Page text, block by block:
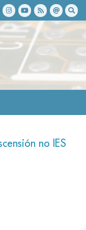
no IES